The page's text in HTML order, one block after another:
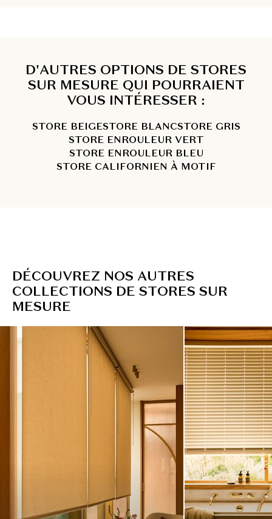
D'AUTRES OPTIONS DE STORES
SUR MESURE QUI POURRAIENT
VOUS INTÉRESSER :
STORE BEIGESTORE BLANCSTORE GRIS
STORE ENROULEUR VERT
STORE ENROULEUR BLEU
STORE CALIFORNIEN À MOTIF
DÉCOUVREZ NOS AUTRES
COLLECTIONS DE STORES SUR
MESURE